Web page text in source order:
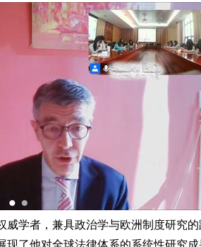
学者，兼具政治学与欧洲制度研究
了他对全球法律体系的系统性研究